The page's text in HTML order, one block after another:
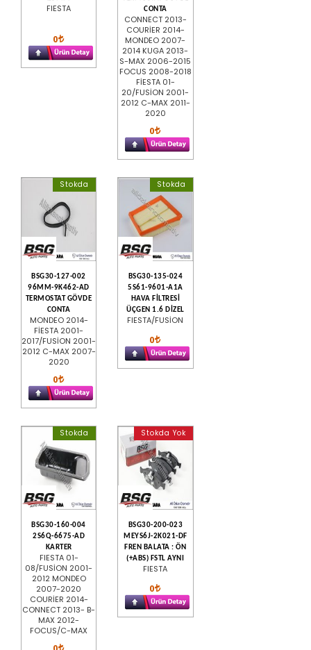
FIESTA
0
CONTA
CONNECT 2013-
COURİER 2014-
MONDEO 2007-
2014 KUGA 2013-
S-MAX 2006-2015
FOCUS 2008-2018
FİESTA 01-
20/FUSİON 2001-
2012 C-MAX 2011-
2020
0
Stokda
BSG30-127-002
96MM-9K462-AD
TERMOSTAT GÖVDE
CONTA
MONDEO 2014-
FİESTA 2001-
2017/FUSİON 2001-
2012 C-MAX 2007-
2020
0
Stokda
BSG30-135-024
5S61-9601-A1A
HAVA FİLTRESİ
ÜÇGEN 1.6 DİZEL
FIESTA/FUSİON
0
Stokda
BSG30-160-004
2S6Q-6675-AD
KARTER
FIESTA 01-
08/FUSİON 2001-
2012 MONDEO
2007-2020
COURİER 2014-
CONNECT 2013- B-
MAX 2012-
FOCUS/C-MAX
Stokda Yok
BSG30-200-023
MEYS6J-2K021-DF
FREN BALATA : ÖN
(+ABS) FSTL AYNI
FIESTA
0